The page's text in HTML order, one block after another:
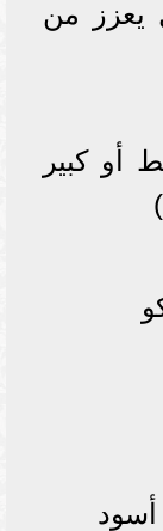
يعزز من
أو كبير